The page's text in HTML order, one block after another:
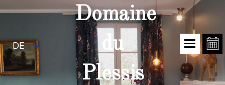
DE
Domaine
du
Plessis